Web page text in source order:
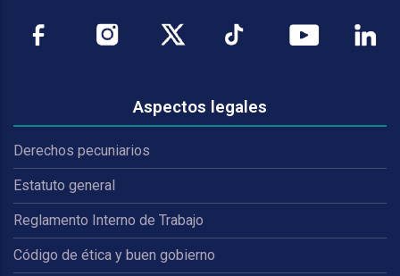
Aspectos legales
Derechos pecuniarios
Estatuto general
Reglamento Interno de Trabajo
Código de ética y buen gobierno